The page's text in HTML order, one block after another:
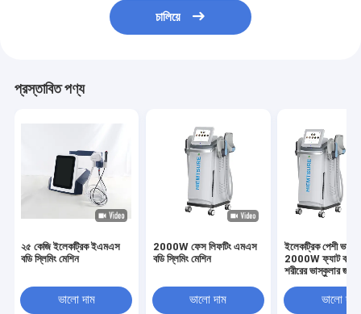
চালিয়ে
প্রস্তাবিত পণ্য
২৫ কেজি ইলেকট্রিক ইএমএস
বডি স্লিমিং মেশিন
ভালো দাম
2000W ফেস লিফটিং এমএস
বডি স্লিমিং মেশিন
ভালো দাম
ইলেকট্রিক পেশী
2000W ফ্যাট
শরীরের ভাস্কুলার জন্য
ভালো দাম